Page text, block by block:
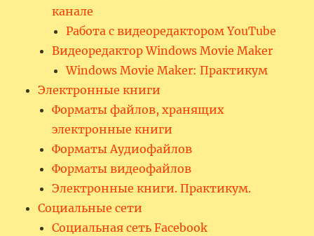
канале
Работа с видеоредактором YouTube
Видеоредактор Windows Movie Maker
Windows Movie Maker: Практикум
Электронные книги
Форматы файлов, хранящих
электронные книги
Форматы Аудиофайлов
Форматы видеофайлов
Электронные книги. Практикум.
Социальные сети
Социальная сеть Facebook